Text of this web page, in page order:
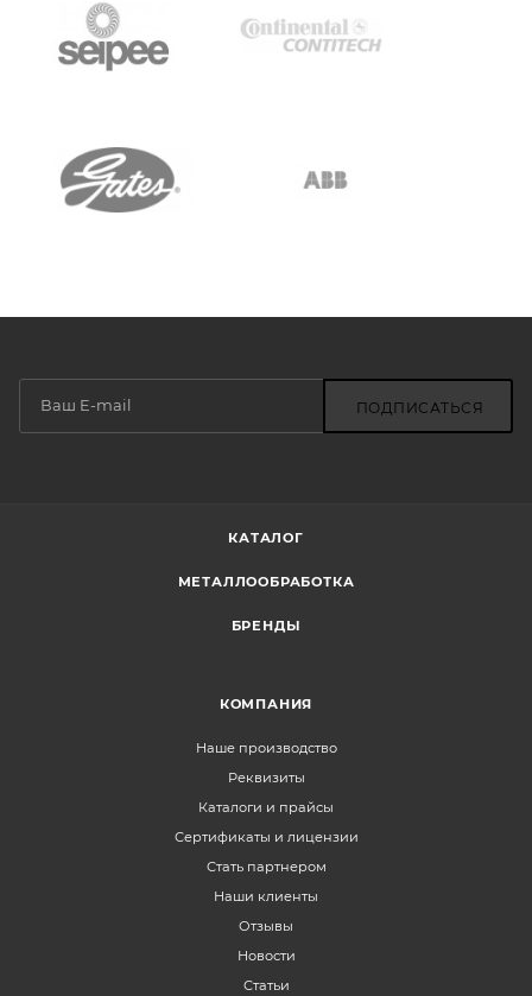
ПОДПИСАТЬСЯ
КАТАЛОГ
МЕТАЛЛООБРАБОТКА
БРЕНДЫ
КОМПАНИЯ
Наше производство
Реквизиты
Каталоги и прайсы
Сертификаты и лицензии
Стать партнером
Наши клиенты
Отзывы
Новости
Статьи